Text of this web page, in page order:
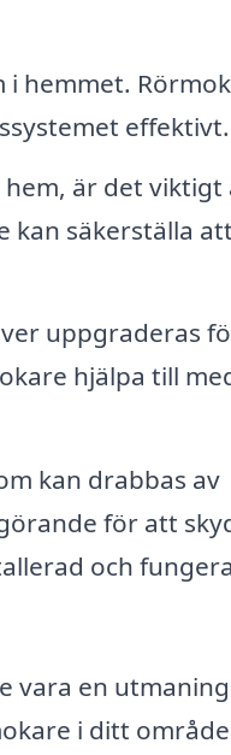
i hemmet.
effektivt.
är det viktigt
kan säkerställa
uppgraderas
hjälpa till
kan drabbas av
för att
och
vara en
i ditt